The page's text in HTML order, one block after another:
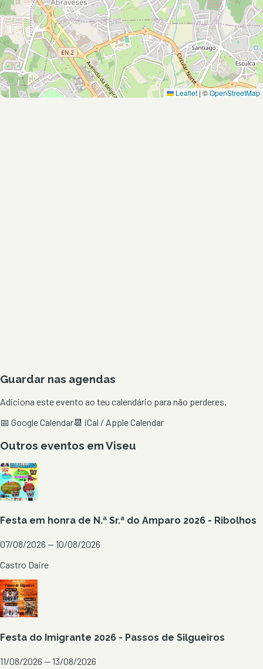
Leaflet|©OpenStreetMap
Guardar nas agendas
Adiciona este evento ao teu calendário para não perderes.
📅 Google Calendar📆 iCal / Apple Calendar
Outros eventos emViseu
Festa em honra de N.ª Sr.ª do Amparo 2026 - Ribolhos
07/08/2026 — 10/08/2026
Castro Daire
Festa do Imigrante 2026 - Passos de Silgueiros
11/08/2026 — 13/08/2026